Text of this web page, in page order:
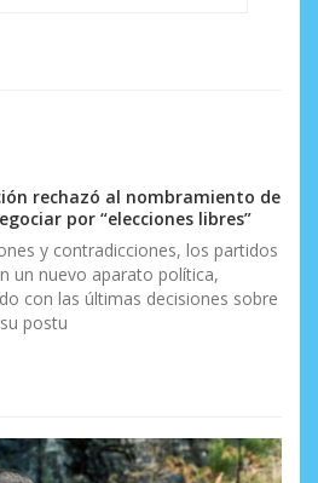
rechazó al nombramiento de
por “elecciones libres”
y contradicciones, los partidos
un nuevo aparato política,
con las últimas decisiones sobre
postu